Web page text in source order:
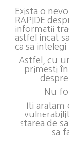
Exista o
RAPIDE
informatii
astfel incat
ca sa intelegi
Astfel, cu
primesti
Nu
Iti aratam
starea de
sa